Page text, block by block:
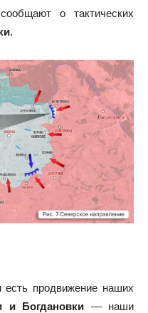
о тактических
.
есть продвижение наших
и Богдановки — наши